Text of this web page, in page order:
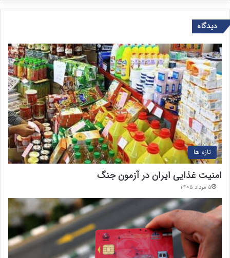
دیدگاه
تازه ها
امنیت غذایی ایران در آزمون جنگ
۵ مرداد ۱۴۰۵